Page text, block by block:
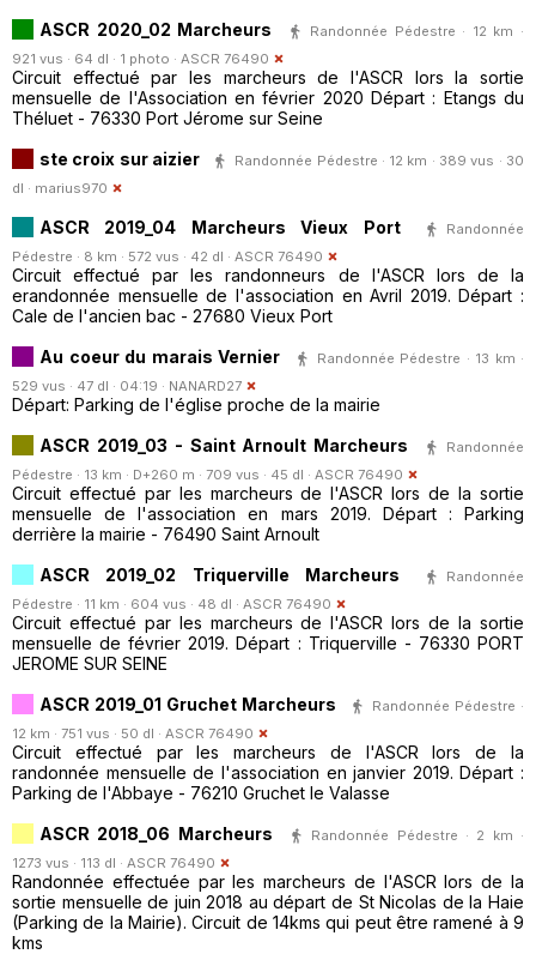
ASCR 2020_02 Marcheurs
Randonnée Pédestre · 12 km ·
921 vus · 64 dl · 1 photo · ASCR 76490
Circuit effectué par les marcheurs de l'ASCR lors la sortie
mensuelle de l'Association en février 2020 Départ : Etangs du
Théluet - 76330 Port Jérome sur Seine
ste croix sur aizier
Randonnée Pédestre · 12 km · 389 vus · 30
dl · marius970
ASCR 2019_04 Marcheurs Vieux Port
Randonnée
Pédestre · 8 km · 572 vus · 42 dl · ASCR 76490
Circuit effectué par les randonneurs de l'ASCR lors de la
erandonnée mensuelle de l'association en Avril 2019. Départ :
Cale de l'ancien bac - 27680 Vieux Port
Au coeur du marais Vernier
Randonnée Pédestre · 13 km ·
529 vus · 47 dl · 04:19 · NANARD27
Départ: Parking de l'église proche de la mairie
ASCR 2019_03 - Saint Arnoult Marcheurs
Randonnée
Pédestre · 13 km · D+260 m · 709 vus · 45 dl · ASCR 76490
Circuit effectué par les marcheurs de l'ASCR lors de la sortie
mensuelle de l'association en mars 2019. Départ : Parking
derrière la mairie - 76490 Saint Arnoult
ASCR 2019_02 Triquerville Marcheurs
Randonnée
Pédestre · 11 km · 604 vus · 48 dl · ASCR 76490
Circuit effectué par les marcheurs de l'ASCR lors de la sortie
mensuelle de février 2019. Départ : Triquerville - 76330 PORT
JEROME SUR SEINE
ASCR 2019_01 Gruchet Marcheurs
Randonnée Pédestre ·
12 km · 751 vus · 50 dl · ASCR 76490
Circuit effectué par les marcheurs de l'ASCR lors de la
randonnée mensuelle de l'association en janvier 2019. Départ :
Parking de l'Abbaye - 76210 Gruchet le Valasse
ASCR 2018_06 Marcheurs
Randonnée Pédestre · 2 km ·
1273 vus · 113 dl · ASCR 76490
Randonnée effectuée par les marcheurs de l'ASCR lors de la
sortie mensuelle de juin 2018 au départ de St Nicolas de la Haie
(Parking de la Mairie). Circuit de 14kms qui peut être ramené à 9
kms